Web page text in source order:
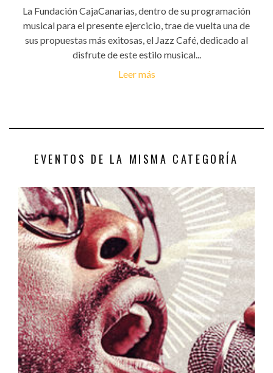
La Fundación CajaCanarias, dentro de su programación
musical para el presente ejercicio, trae de vuelta una de
sus propuestas más exitosas, el Jazz Café, dedicado al
disfrute de este estilo musical...
Leer más
EVENTOS DE LA MISMA CATEGORÍA